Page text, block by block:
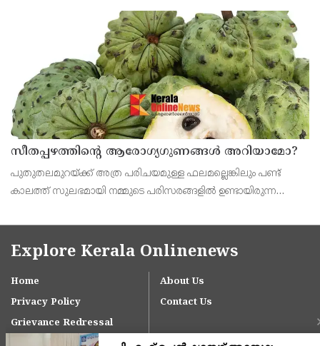
ഭരതൻ അദ്ധ്യക്ഷത വഹിച്ചു.
സീതപ്പഴത്തിന്റെ ആരോഗ്യഗുണങ്ങൾ അറിയാമോ?
പുതുതലമുറയ്ക്ക് അത്ര പരിചയമുള്ള ഫലമല്ലെങ്കിലും പണ്ട്
കാലത്ത് സുലഭമായി നമ്മുടെ പരിസരങ്ങളിൽ ഉണ്ടായിരുന്ന
ആസ്ത്മ അടക്കമുള്ള പ്രശ്‌നങ്ങൾക്കും സീതപ്പഴം ഗുണകര
Explore Kerala Onlinenews
Home
About Us
Privacy Policy
Contact Us
Grievance Redressal